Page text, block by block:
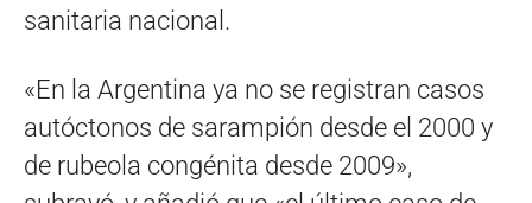
sanitaria nacional.
«En la Argentina ya no se registran casos
autóctonos de sarampión desde el 2000 y
de rubeola congénita desde 2009»,